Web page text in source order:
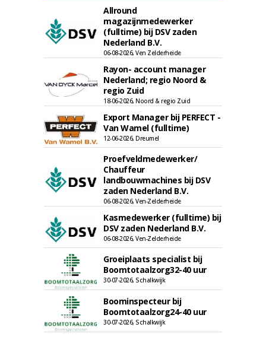
Allround
magazijnmedewerker
(fulltime) bij DSV zaden
Nederland B.V.
06-08-2026, Ven Zelderheide
Rayon- account manager
Nederland; regio Noord &
regio Zuid
18-06-2026, Noord & regio Zuid
Export Manager bij PERFECT -
Van Wamel (fulltime)
12-06-2026, Dreumel
Proefveldmedewerker/
Chauffeur
landbouwmachines bij DSV
zaden Nederland B.V.
06-08-2026, Ven-Zelderheide
Kasmedewerker (fulltime) bij
DSV zaden Nederland B.V.
06-08-2026, Ven-Zelderheide
Groeiplaats specialist bij
Boomtotaalzorg32-40 uur
30-07-2026, Schalkwijk
Boominspecteur bij
Boomtotaalzorg24-40 uur
30-07-2026, Schalkwijk